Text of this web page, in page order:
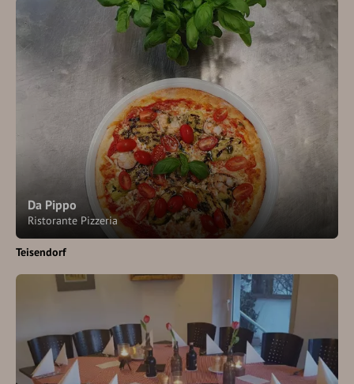
Da Pippo
Ristorante Pizzeria
Teisendorf